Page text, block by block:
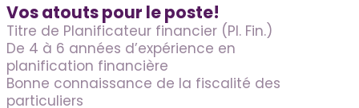
Vos atouts pour le poste!
Titre de Planificateur financier (Pl. Fin.)
De 4 à 6 années d’expérience en
planification financière
Bonne connaissance de la fiscalité des
particuliers